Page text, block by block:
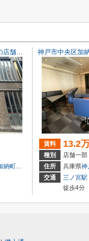
神戸市中央区加納町４丁目の店舗一部
納町４丁目7-8
賃料 13.2
種別
店舗一部
住所
兵庫県神
交通
三ノ宮駅
徒歩4分